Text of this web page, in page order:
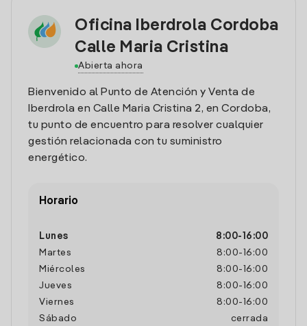
Oficina Iberdrola Cordoba
Calle Maria Cristina
Abierta ahora
Bienvenido al Punto de Atención y Venta de
Iberdrola en Calle Maria Cristina 2, en Cordoba,
tu punto de encuentro para resolver cualquier
gestión relacionada con tu suministro
energético.
Horario
Lunes 8:00- 16:00
Martes
8:00- 16:00
Miércoles
8:00- 16:00
Jueves
8:00- 16:00
Viernes
8:00- 16:00
Sábado
cerrada